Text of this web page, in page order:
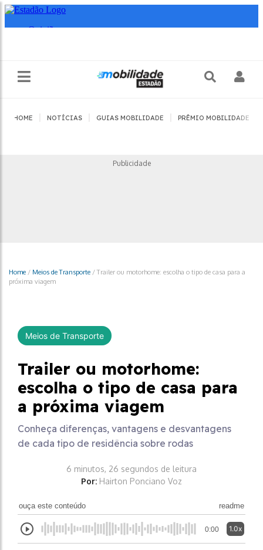
HOME NOTÍCIAS GUIAS MOBILIDADE PRÊMIO MOBILIDADE
Publicidade
Home / Meios de Transporte /Trailer ou motorhome: escolha o tipo de casa para a
próxima viagem
Meios de Transporte
Trailer ou motorhome:
escolha o tipo de casa para
a próxima viagem
Conheça diferenças, vantagens e desvantagens
de cada tipo de residência sobre rodas
6 minutos, 26 segundos de leitura
Por: Hairton Ponciano Voz
ouça este conteúdo readme
0:00 1.0x